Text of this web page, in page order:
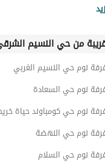
للايجار في حي النسيم
في حي النسيم الشرقي
من حي النسيم